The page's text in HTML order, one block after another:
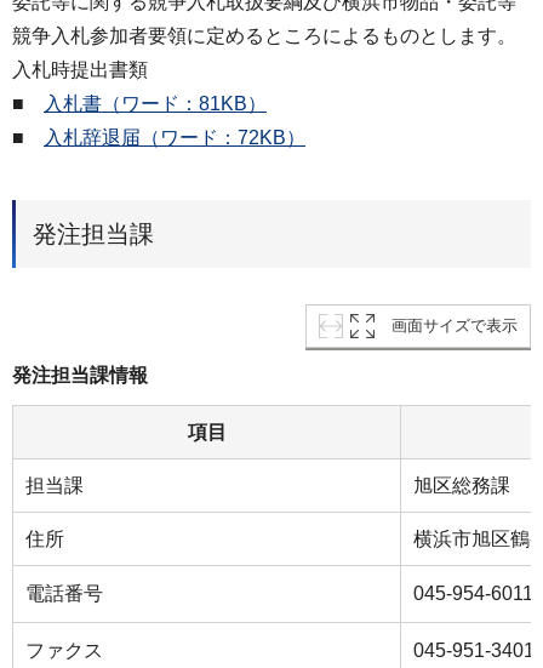
競争入札参加者要領に定めるところによるものとします。
入札時提出書類
■
入札書（ワード：81KB）
■
入札辞退届（ワード：72KB）
発注担当課
画面サイズで表示
発注担当課情報
項目
担当課 旭区総務課
住所 横浜市旭区鶴
電話番号 045-954-6011
ファクス 045-951-3401